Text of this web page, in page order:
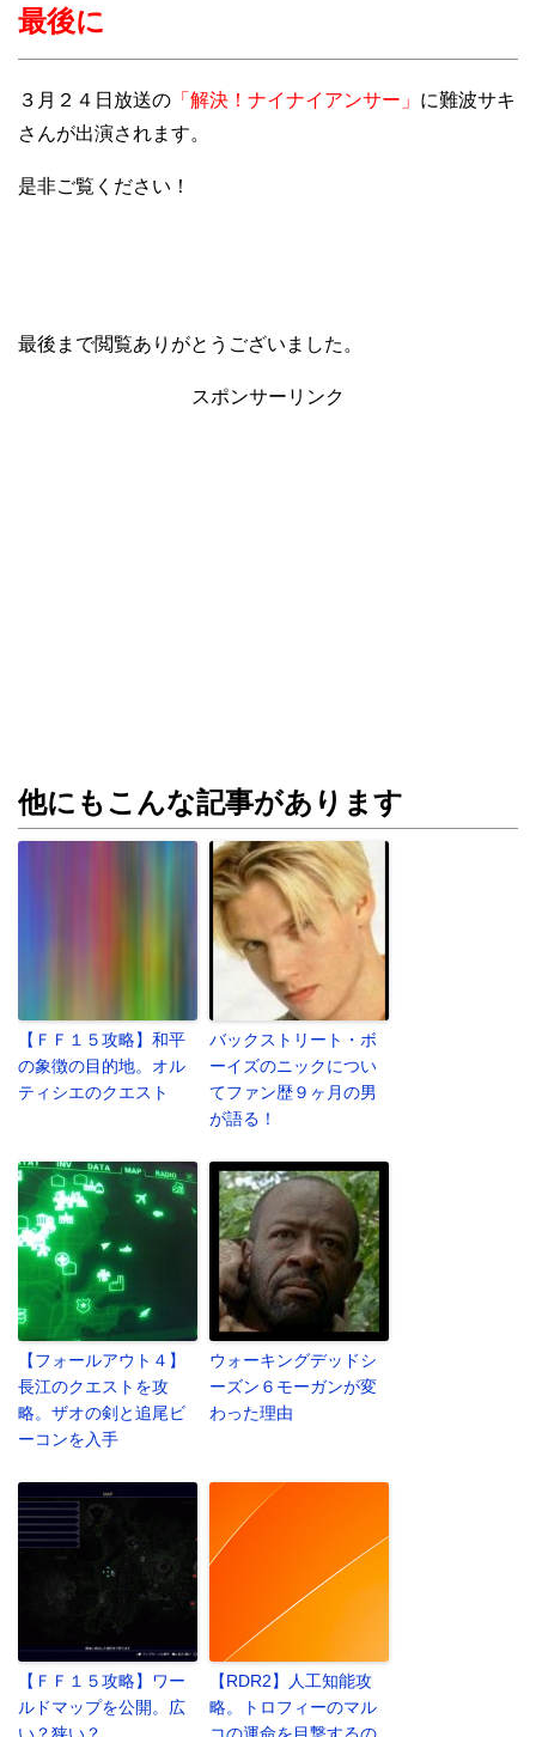
最後に
３月２４日放送の 「解決！ナイナイアンサー」 に難波サキ
さんが出演されます。
是非ご覧ください！
最後まで閲覧ありがとうございました。
スポンサーリンク
他にもこんな記事があります
【ＦＦ１５攻略】和平
の象徴の目的地。オル
ティシエのクエスト
バックストリート・ボ
ーイズのニックについ
てファン歴９ヶ月の男
が語る！
【フォールアウト４】
長江のクエストを攻
略。ザオの剣と追尾ビ
ーコンを入手
ウォーキングデッドシ
ーズン６モーガンが変
わった理由
【ＦＦ１５攻略】ワー
ルドマップを公開。広
【RDR2】人工知能攻
略。トロフィーのマル